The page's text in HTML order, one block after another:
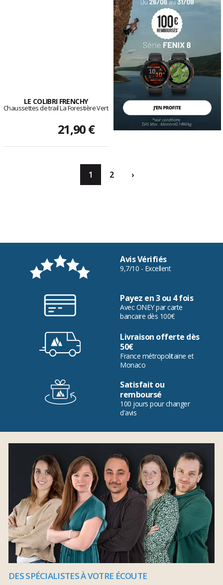
LE COLIBRI FRENCHY
Chaussettes de trail La Forestière Vert
21,90 €
1 2 ›
Avis Vérifiés
9,7/10 - Excellent
Payez en 3 ou 4 fois
Avec ONEY par carte
bancaire dès 100€
Livraison offerte dès
50€
France métropolitaine et
Monaco
Satisfait ou
remboursé
100 jours pour changer
d'avis
DES SPÉCIALISTES À VOTRE ÉCOUTE